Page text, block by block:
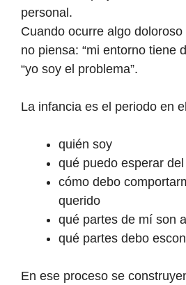
personal.
Cuando ocurre algo
no piensa: “mi entorno tiene
“yo soy el problema”.
La infancia es el periodo en
quién soy
qué puedo esperar
cómo debo
querido
qué partes de mí son
qué partes debo
En ese proceso se